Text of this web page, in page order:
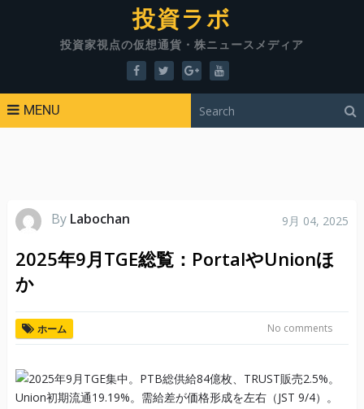
投資ラボ
投資家視点の仮想通貨・株ニュースメディア
MENU
By Labochan 9月 04, 2025
2025年9月TGE総覧：PortalやUnionほ
か
ホーム No comments